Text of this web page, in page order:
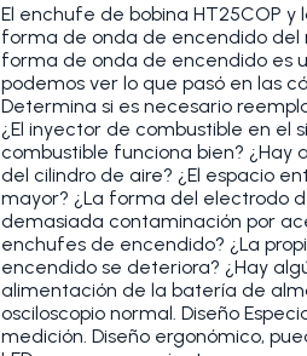
El enchufe de bobina HT25COP
forma de onda de encendido
forma de onda de encendido es
podemos ver lo que pasó en las
Determina si es necesario
¿El inyector de combustible en el
combustible funciona bien? ¿Hay
del cilindro de aire? ¿El espacio
mayor? ¿La forma del electrodo
demasiada contaminación por
enchufes de encendido? ¿La
encendido se deteriora? ¿Hay
alimentación de la batería de
osciloscopio normal. Diseño
medición. Diseño ergonómico,